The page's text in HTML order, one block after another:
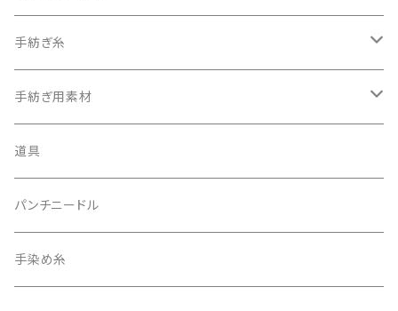
手紡ぎ糸
細い糸
太い糸
赤系
青系
手紡ぎ用素材
batts
20g
40g
トップ
道具
パンチニードル
手染め糸